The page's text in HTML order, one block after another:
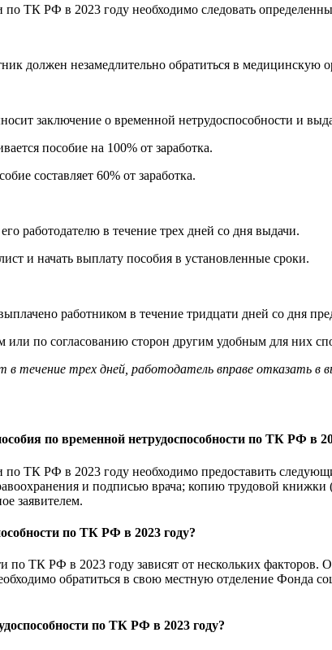
ТК РФ в 2023 году необходимо следовать
должен незамедлительно обратиться в медицинскую
заключение о временной нетрудоспособности и
пособие на 100% от заработка.
составляет 60% от заработка.
работодателю в течение трех дней со дня выдачи.
и начать выплату пособия в установленные сроки.
работником в течение тридцати дней со дня
по согласованию сторон другим удобным для них
течение трех дней, работодатель вправе отказать в
по временной нетрудоспособности по ТК РФ в
по ТК РФ в 2023 году необходимо предоставить
и подписью врача; копию трудовой книжки
заявителем.
по ТК РФ в 2023 году?
ТК РФ в 2023 году зависят от нескольких факторов.
обратиться в свою местную отделение Фонда
по ТК РФ в 2023 году?